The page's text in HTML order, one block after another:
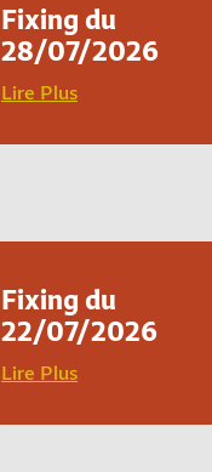
Fixing du
28/07/2026
Lire Plus
Fixing du
22/07/2026
Lire Plus